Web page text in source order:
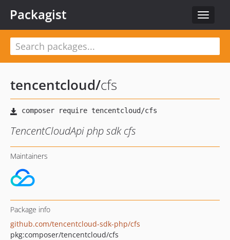
Toggle
Packagist
tencentcloud/cfs
TencentCloudApi php sdk cfs
Maintainers
Package info
github.com/tencentcloud-sdk-php/cfs
pkg:composer/tencentcloud/cfs